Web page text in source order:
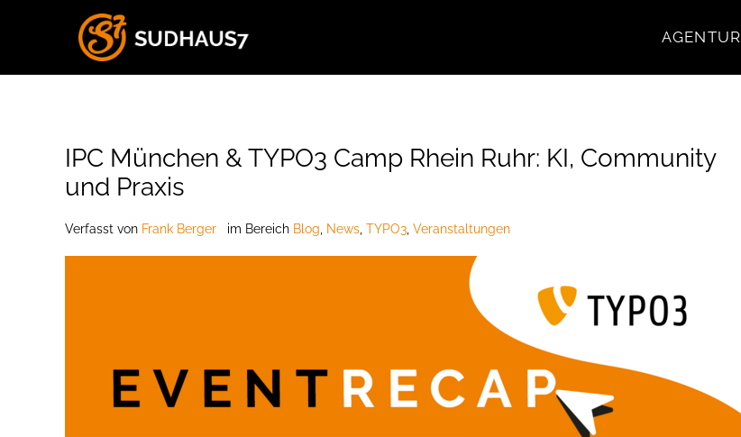
AGENTUR
IPC München & TYPO3 Camp Rhein Ruhr: KI, Community
und Praxis
Verfasst von Frank Berger im Bereich Blog News TYPO3 Veranstaltungen